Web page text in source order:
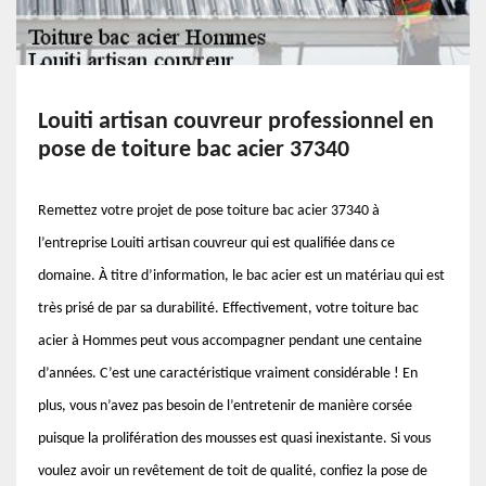
Louiti artisan couvreur professionnel en
pose de toiture bac acier 37340
Remettez votre projet de pose toiture bac acier 37340 à
l’entreprise Louiti artisan couvreur qui est qualifiée dans ce
domaine. À titre d’information, le bac acier est un matériau qui est
très prisé de par sa durabilité. Effectivement, votre toiture bac
acier à Hommes peut vous accompagner pendant une centaine
d’années. C’est une caractéristique vraiment considérable ! En
plus, vous n’avez pas besoin de l’entretenir de manière corsée
puisque la prolifération des mousses est quasi inexistante. Si vous
voulez avoir un revêtement de toit de qualité, confiez la pose de